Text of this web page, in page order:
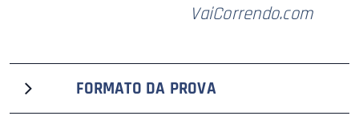
VaiCorrendo.com
FORMATO DA PROVA